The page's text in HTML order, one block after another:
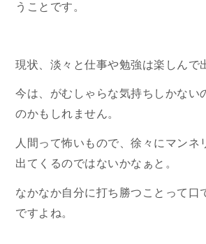
うことです。
現状、淡々と仕事や勉強は楽しんで
今は、がむしゃらな気持ちしかない
のかもしれません。
人間って怖いもので、徐々にマンネ
出てくるのではないかなぁと。
なかなか自分に打ち勝つことって口
ですよね。